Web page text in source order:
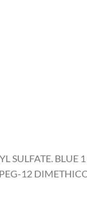
SULFATE.
12